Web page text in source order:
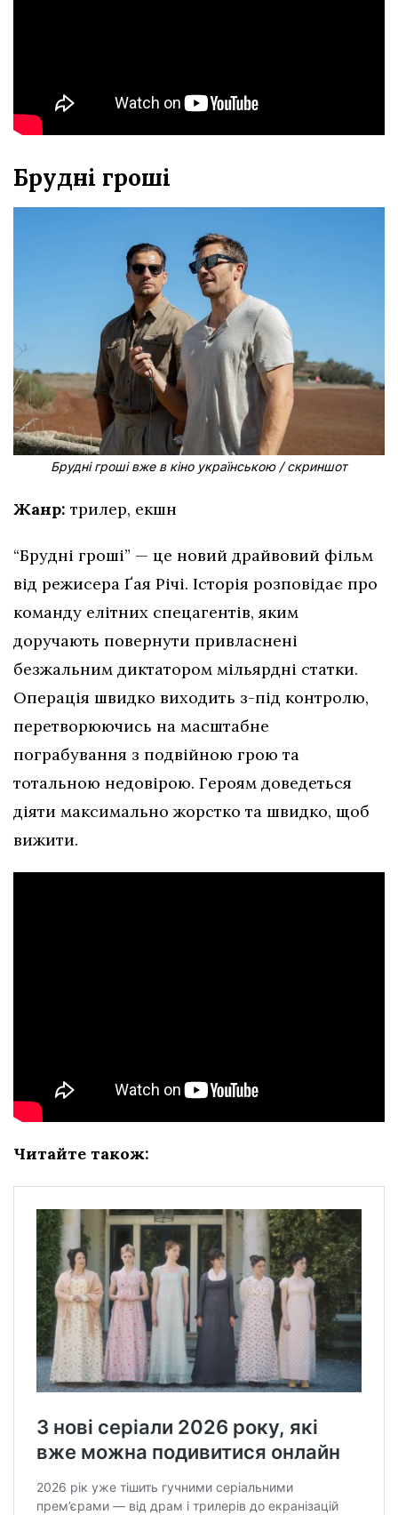
Брудні гроші
Брудні гроші вже в кіно українською / скриншот
Жанр: трилер, екшн
“Брудні гроші” — це новий драйвовий фільм
від режисера Ґая Річі. Історія розповідає про
команду елітних спецагентів, яким
доручають повернути привласнені
безжальним диктатором мільярдні статки.
Операція швидко виходить з-під контролю,
перетворюючись на масштабне
пограбування з подвійною грою та
тотальною недовірою. Героям доведеться
діяти максимально жорстко та швидко, щоб
вижити.
Читайте також: